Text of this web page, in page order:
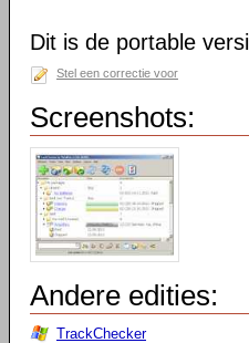
Dit is de portable
Stel een correctie voor
Screenshots:
Andere edities:
TrackChecker